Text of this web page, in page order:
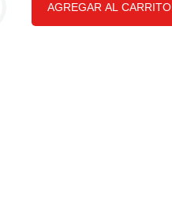
AGREGAR AL CARRITO